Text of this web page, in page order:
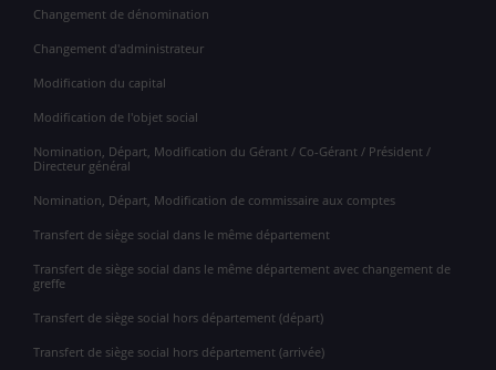
Changement de dénomination
Changement d'administrateur
Modification du capital
Modification de l'objet social
Nomination, Départ, Modification du Gérant / Co-Gérant / Président /
Directeur général
Nomination, Départ, Modification de commissaire aux comptes
Transfert de siège social dans le même département
Transfert de siège social dans le même département avec changement de
greffe
Transfert de siège social hors département (départ)
Transfert de siège social hors département (arrivée)